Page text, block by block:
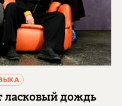
ласковый дождь